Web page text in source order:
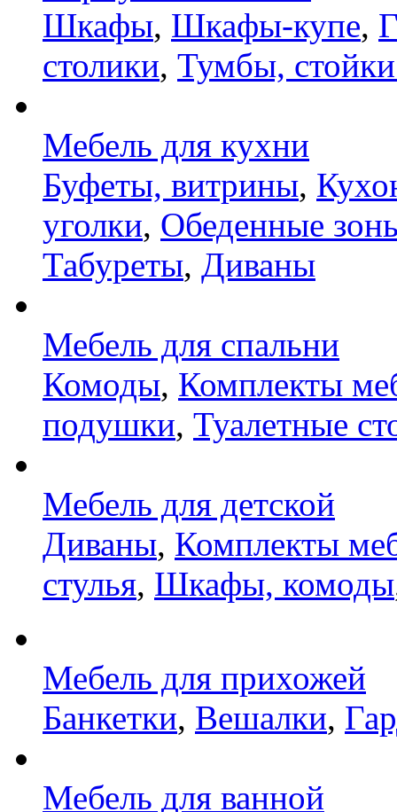
Шкафы, Шкафы-купе,
столики, Тумбы,
Мебель для кухни
Буфеты, витрины,
уголки, Обеденные
Табуреты, Диваны
Мебель для спальни
Комоды, Комплекты
подушки, Туалетные
Мебель для детской
Диваны, Комплекты
стулья, Шкафы, комоды
Мебель для прихожей
Банкетки, Вешалки,
Мебель для ванной